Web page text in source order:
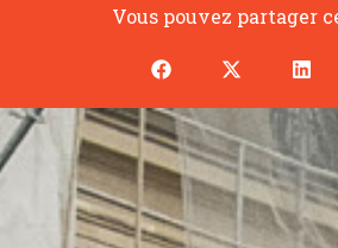
Vous pouvez partager